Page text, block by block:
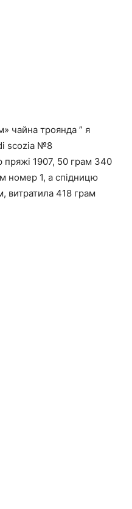
чайна троянда ” я
di scozia №8
пряжі 1907, 50 грам 340
номер 1, а спідницю
витратила 418 грам